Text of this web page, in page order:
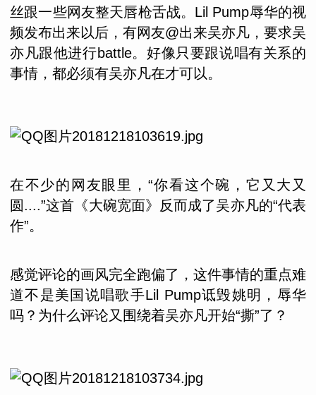
丝跟一些网友整天唇枪舌战。Lil Pump辱华的视
频发布出来以后，有网友@出来吴亦凡，要求吴
亦凡跟他进行battle。好像只要跟说唱有关系的
事情，都必须有吴亦凡在才可以。
在不少的网友眼里，“你看这个碗，它又大又
圆....”这首《大碗宽面》反而成了吴亦凡的“代表
作”。
感觉评论的画风完全跑偏了，这件事情的重点难
道不是美国说唱歌手Lil Pump诋毁姚明，辱华
吗？为什么评论又围绕着吴亦凡开始“撕”了？